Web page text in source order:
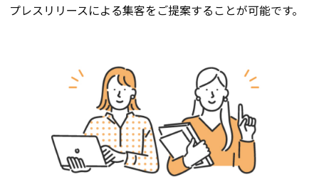
プレスリリースによる集客をご提案することが可能です。